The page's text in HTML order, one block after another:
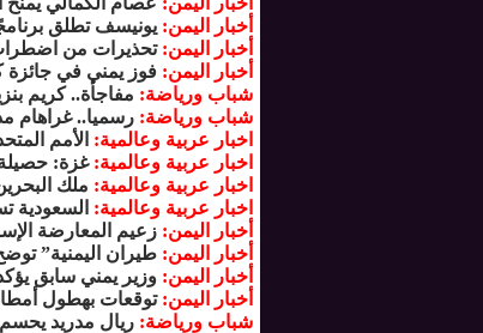
أخبار اليمن:يونيسف تطلق
أخبار اليمن:تحذيرات من
أخبار اليمن:فوز يمني في جائزة
شباب ورياضة: مفاجأة.. كريم
شباب ورياضة:رسميا.. غراهام
اخبار عربية وعالمية: الأمم
اخبار عربية وعالمية:غزة: حصيلة
اخبار عربية وعالمية: ملك
اخبار عربية وعالمية: السعودية
أخبار اليمن:زعيم المعارضة
أخبار اليمن:طيران اليمنية”
أخبار اليمن:وزير يمني سابق
أخبار اليمن:توقعات بهطول
شباب ورياضة:ريال مدريد يحسم